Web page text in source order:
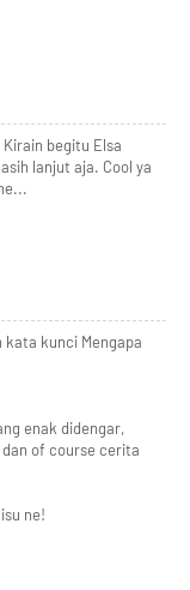
begitu Elsa
lanjut aja. Cool ya
kata kunci Mengapa
enak didengar,
of course cerita
ne!